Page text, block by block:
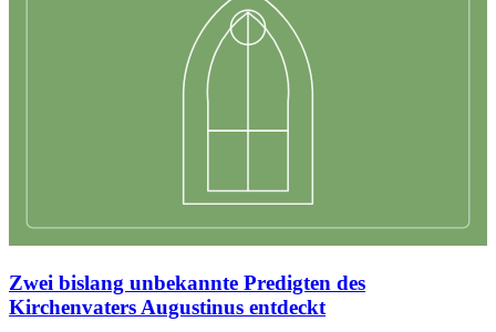
Zwei bislang unbekannte Predigten des
Kirchenvaters Augustinus entdeckt